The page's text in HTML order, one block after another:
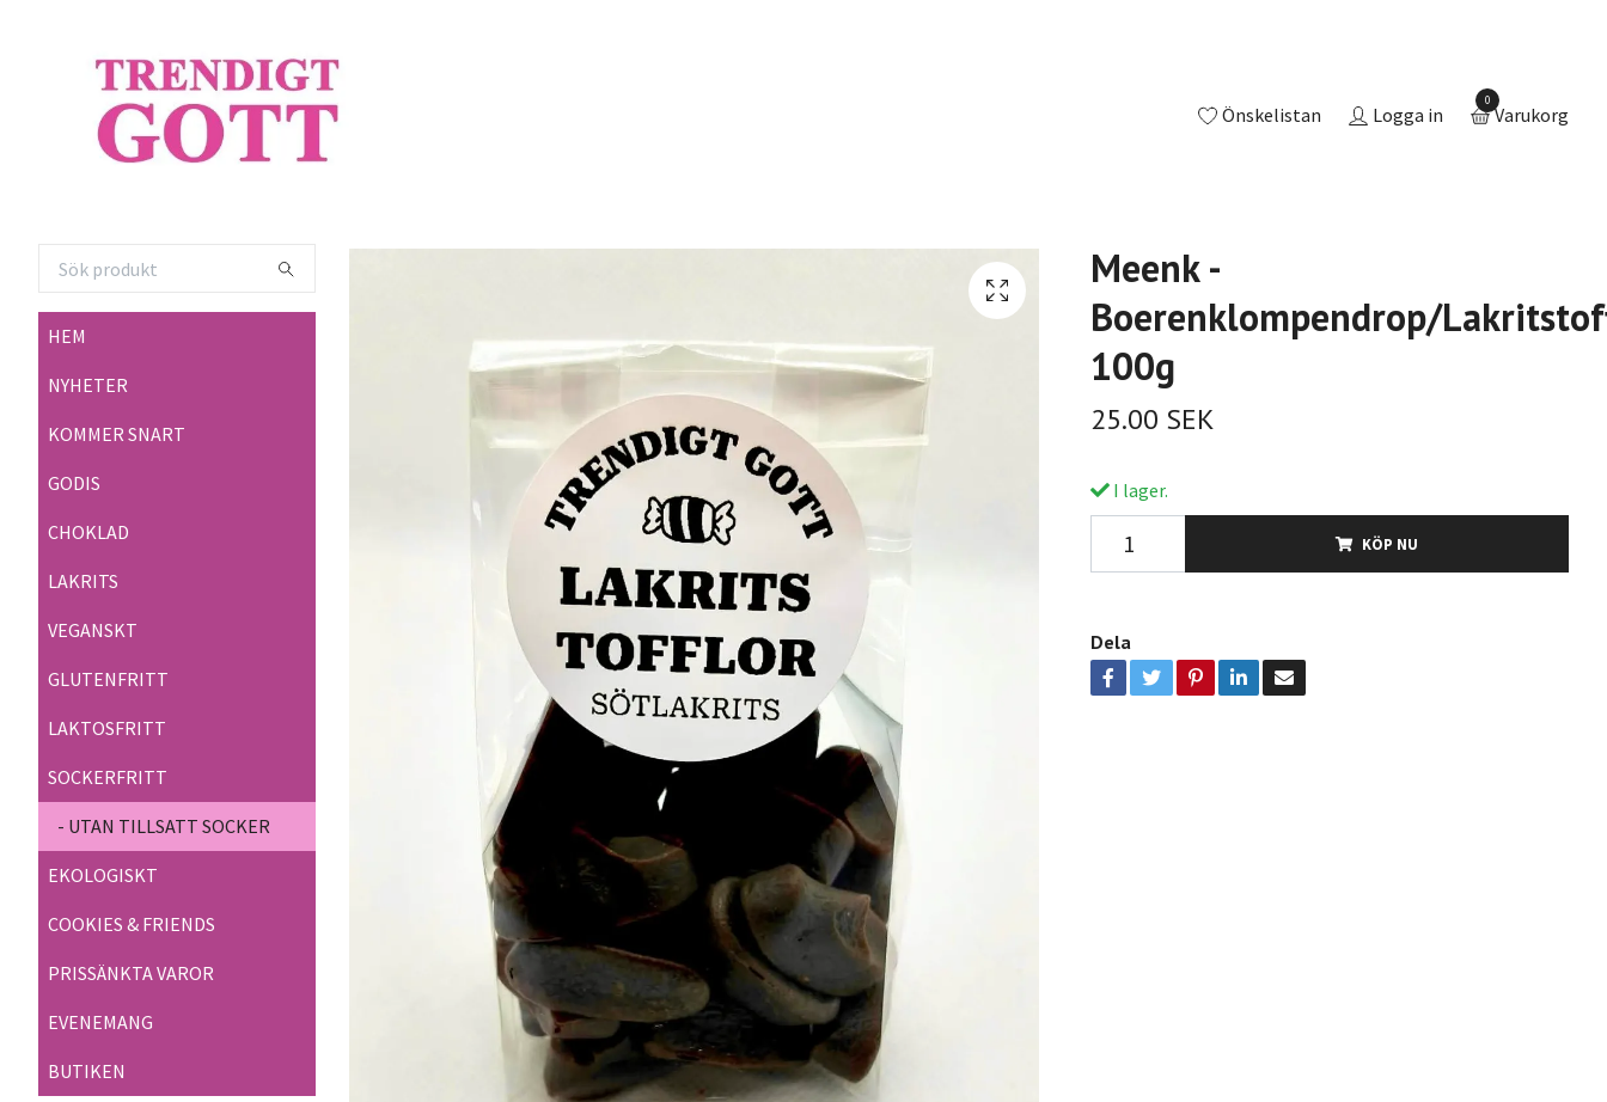
Önskelistan Logga in
0
Varukorg
HEM
NYHETER
KOMMER SNART
GODIS
CHOKLAD
LAKRITS
VEGANSKT
GLUTENFRITT
LAKTOSFRITT
SOCKERFRITT
- UTAN TILLSATT SOCKER
EKOLOGISKT
COOKIES & FRIENDS
PRISSÄNKTA VAROR
EVENEMANG
BUTIKEN
Meenk -
Boerenklompendrop/
100g
25.00 SEK
I lager.
KÖP NU
Dela